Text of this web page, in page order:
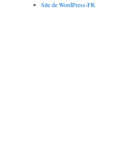
Site de WordPress-FR